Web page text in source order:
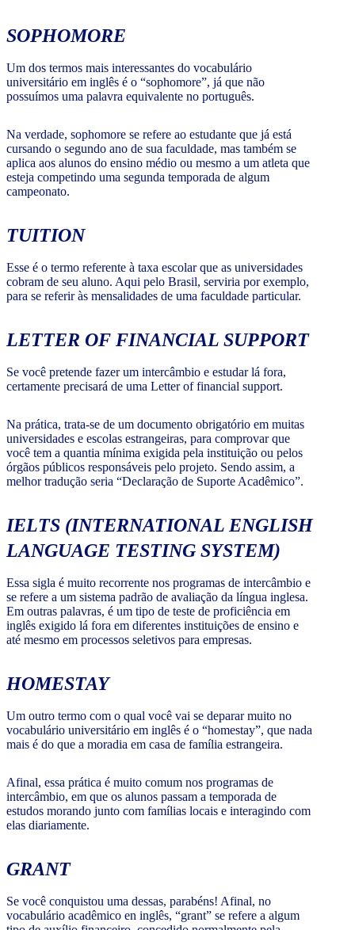
SOPHOMORE
Um dos termos mais interessantes do vocabulário
universitário em inglês é o “sophomore”, já que não
possuímos uma palavra equivalente no português.
Na verdade, sophomore se refere ao estudante que já está
cursando o segundo ano de sua faculdade, mas também se
aplica aos alunos do ensino médio ou mesmo a um atleta que
esteja competindo uma segunda temporada de algum
campeonato.
TUITION
Esse é o termo referente à taxa escolar que as universidades
cobram de seu aluno. Aqui pelo Brasil, serviria por exemplo,
para se referir às mensalidades de uma faculdade particular.
LETTER OF FINANCIAL SUPPORT
Se você pretende fazer um intercâmbio e estudar lá fora,
certamente precisará de uma Letter of financial support.
Na prática, trata-se de um documento obrigatório em muitas
universidades e escolas estrangeiras, para comprovar que
você tem a quantia mínima exigida pela instituição ou pelos
órgãos públicos responsáveis pelo projeto. Sendo assim, a
melhor tradução seria “Declaração de Suporte Acadêmico”.
IELTS (INTERNATIONAL ENGLISH
LANGUAGE TESTING SYSTEM)
Essa sigla é muito recorrente nos programas de intercâmbio e
se refere a um sistema padrão de avaliação da língua inglesa.
Em outras palavras, é um tipo de teste de proficiência em
inglês exigido lá fora em diferentes instituições de ensino e
até mesmo em processos seletivos para empresas.
HOMESTAY
Um outro termo com o qual você vai se deparar muito no
vocabulário universitário em inglês é o “homestay”, que nada
mais é do que a moradia em casa de família estrangeira.
Afinal, essa prática é muito comum nos programas de
intercâmbio, em que os alunos passam a temporada de
estudos morando junto com famílias locais e interagindo com
elas diariamente.
GRANT
Se você conquistou uma dessas, parabéns! Afinal, no
vocabulário acadêmico en inglês, “grant” se refere a algum